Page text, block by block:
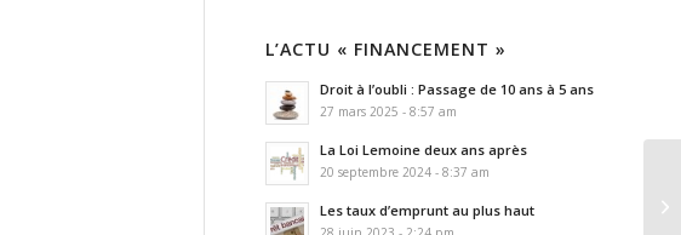
L’ACTU « FINANCEMENT »
Droit à l’oubli : Passage de 10 ans à 5 ans
27 mars 2025 - 8:57 am
La Loi Lemoine deux ans après
20 septembre 2024 - 8:37 am
Les taux d’emprunt au plus haut